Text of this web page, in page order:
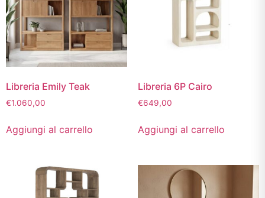
Libreria Emily Teak
€1.060,00
Aggiungi al carrello
Libreria 6P Cairo
€649,00
Aggiungi al carrello